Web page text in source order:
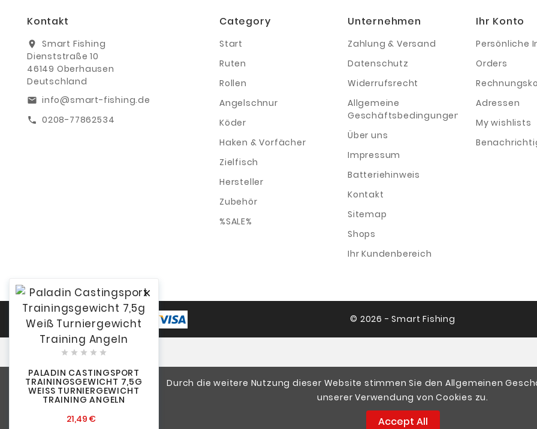
Durch die weitere Nutzung dieser Website stimmen Sie den Allgemeinen
unserer Verwendung von Cookies zu.
Accept All

    
PALADIN CASTINGSPORT
TRAININGSGEWICHT 7,5G
WEISS TURNIERGEWICHT T
RAINING ANGELN
21,49 €
Kontakt
location_on
Smart Fishing
Dienststraße 10
46149 Oberhausen
Deutschland
email info@smart-fishing.de
call 0208-77862534
Category
Start
Ruten
Rollen
Angelschnur
Köder
Haken & Vorfächer
Zielfisch
Hersteller
Zubehör
%SALE%
Unternehmen
Zahlung & Versand
Datenschutz
Widerrufsrecht
Allgemeine
Geschäftsbedingungen
Über uns
Impressum
Batteriehinweis
Kontakt
Sitemap
Shops
Ihr Kundenbereich
Ihr Konto
Persönliche
Orders
Adressen
My wishlists
© 2026 - Smart Fishing